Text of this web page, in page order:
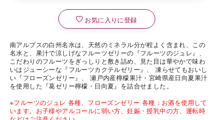
お気に入りに登録
南アルプスの白州名水は、天然のミネラル分が程よく含まれ、この
名水と、果汁で涼しげなフルーツゼリーの『フルーツのジュレ』、
こだわりのフルーツをぎっしりと敷き詰め、見た目は華やかで味わ
いはジューシーな『フルーツカクテルゼリー』、 凍らせてもおいし
い『フローズンゼリー』、 瀬戸内産檸檬果汁・宮崎県産日向夏果汁
を使用した『葛ゼリー檸檬・日向夏』を詰合せました。
※フルーツのジュレ 各種、フローズンゼリー 各種：お酒を使用して
います。お子様やアルコールに弱い方、妊娠・授乳中の方、運転時